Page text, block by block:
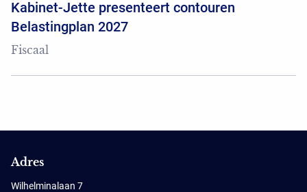
Kabinet-Jette presenteert contouren
Belastingplan 2027
Fiscaal
Adres
Wilhelminalaan 7